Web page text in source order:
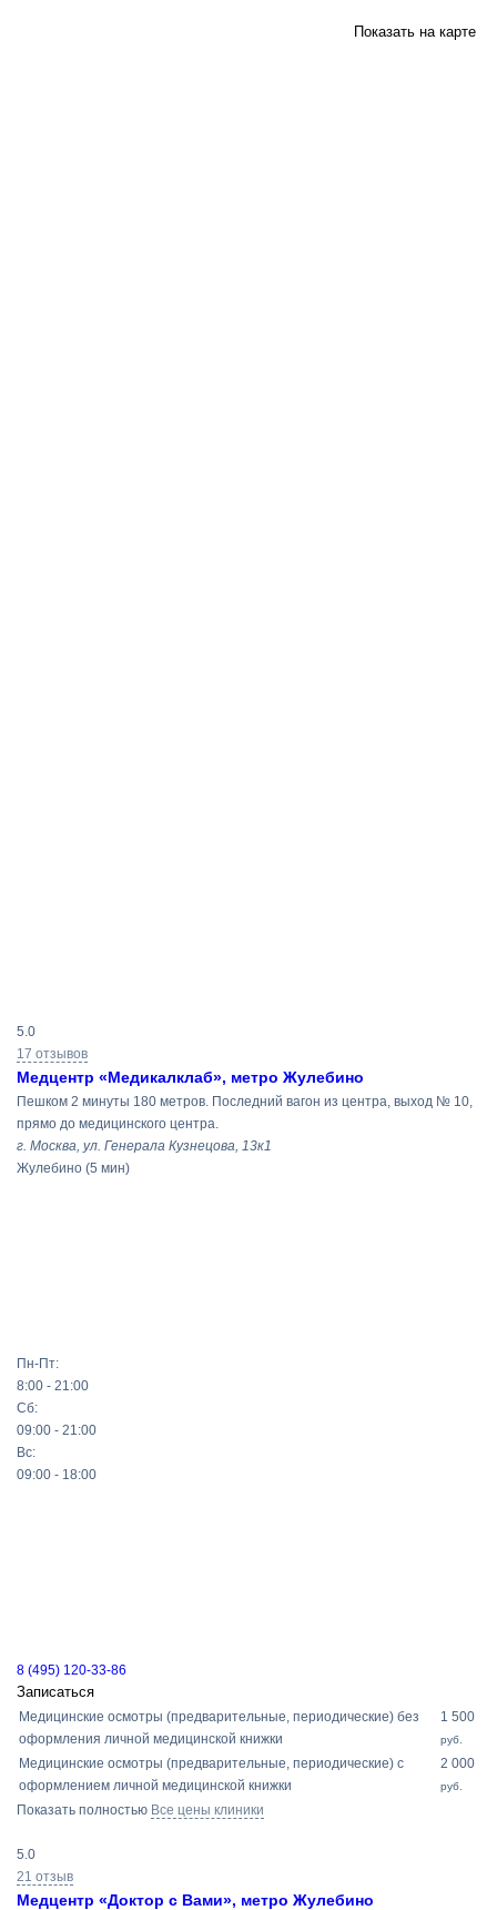
Показать на карте
поиска
5.0
17 отзывов
Медцентр «Медикалклаб», метро Жулебино
Пешком 2 минуты 180 метров. Последний вагон из центра, выход № 10,
прямо до медицинского центра.
г. Москва, ул. Генерала Кузнецова, 13к1
Жулебино (5 мин)
Пн-Пт:
8:00 - 21:00
Сб:
09:00 - 21:00
Вс:
09:00 - 18:00
8 (495) 120-33-86
Записаться
Медицинские осмотры (предварительные, периодические) без
оформления личной медицинской книжки
1 500
руб.
Медицинские осмотры (предварительные, периодические) с
оформлением личной медицинской книжки
2 000
руб.
Показать полностью Все цены клиники
5.0
21 отзыв
Медцентр «Доктор с Вами», метро Жулебино